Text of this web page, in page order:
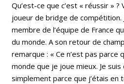
Qu’est-ce que c’est « réussir » ?
joueur de bridge de compétition.
membre de l’équipe de France
du monde. A son retour de
remarque : « Ce n’est pas parce
monde que je joue mieux. Je
simplement parce que j’étais en